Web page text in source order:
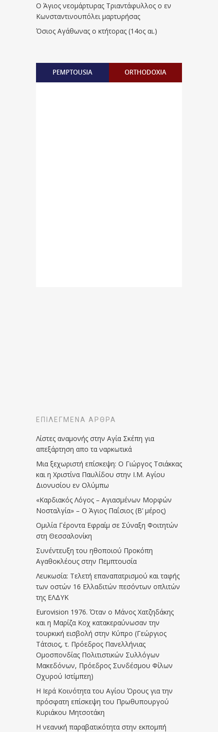
Ο Άγιος νεομάρτυρας Τριαντάφυλλος ο εν
Κωνσταντινουπόλει μαρτυρήσας
Όσιος Αγάθωνας ο κτήτορας (14ος αι.)
PEMPTOUSIA ORTHODOXIA
ΕΠΙΛΕΓΜΈΝΑ ΆΡΘΡΑ
Λίστες αναμονής στην Αγία Σκέπη για
απεξάρτηση απο τα ναρκωτικά
Μια ξεχωριστή επίσκεψη: Ο Γιώργος Τσιάκκας
και η Χριστίνα Παυλίδου στην Ι.Μ. Αγίου
Διονυσίου εν Ολύμπω
«Καρδιακός Λόγος – Αγιασμένων Μορφών
Νοσταλγία» – Ο Άγιος Παΐσιος (Β’ μέρος)
Ομιλία Γέροντα Εφραίμ σε Σύναξη Φοιτητών
στη Θεσσαλονίκη
Συνέντευξη του ηθοποιού Προκόπη
Αγαθοκλέους στην Πεμπτουσία
Λευκωσία: Τελετή επαναπατρισμού και ταφής
των οστών 16 Ελλαδιτών πεσόντων οπλιτών
της ΕΛΔΥΚ
Eurovision 1976. Όταν ο Μάνος Χατζηδάκης
και η Μαρίζα Κοχ κατακεραύνωσαν την
τουρκική εισβολή στην Κύπρο (Γεώργιος
Τάτσιος, τ. Πρόεδρος Πανελλήνιας
Ομοσπονδίας Πολιτιστικών Συλλόγων
Μακεδόνων, Πρόεδρος Συνδέσμου Φίλων
Οχυρού Ιστίμπεη)
Η Ιερά Κοινότητα του Αγίου Όρους για την
πρόσφατη επίσκεψη του Πρωθυπουργού
Κυριάκου Μητσοτάκη
Η νεανική παραβατικότητα στην εκπομπή